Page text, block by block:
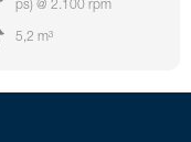
ps) @ 2.100 rpm
5,2 m³